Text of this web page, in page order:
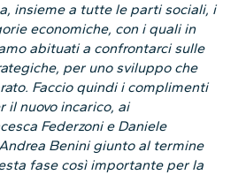
insieme a tutte le parti sociali, i
economiche, con i quali in
abituati a confrontarci sulle
per uno sviluppo che
Faccio quindi i complimenti
il nuovo incarico, ai
Federzoni e Daniele
Benini giunto al termine
fase così importante per la